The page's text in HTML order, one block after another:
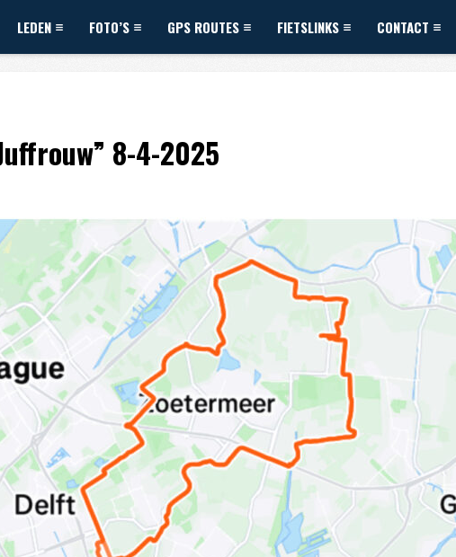
LEDEN FOTO’S GPS ROUTES FIETSLINKS CONTACT
8-4-2025